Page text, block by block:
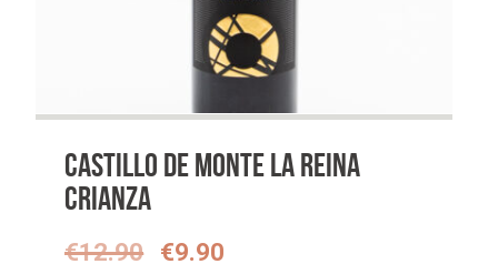
Castillo de Monte la Reina
Crianza
€12.90
Oorspronkelijke
€9.90